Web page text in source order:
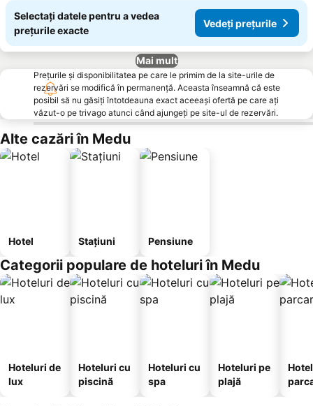
Selectați datele pentru a vedea
prețurile exacte
Vedeți prețurile
Mai mult
Prețurile și disponibilitatea pe care le primim de la site-urile de
rezervări se modifică în permanență. Aceasta înseamnă că este
posibil să nu găsiți întotdeauna exact aceeași ofertă pe care ați
văzut-o pe trivago atunci când ajungeți pe site-ul de rezervări.
Alte cazări în Medu
Hotel Stațiuni Pensiune
Categorii populare de hoteluri în Medu
Hoteluri de
lux
Hoteluri cu
piscină
Hoteluri cu
spa
Hoteluri pe
plajă